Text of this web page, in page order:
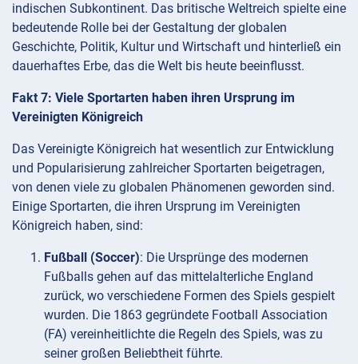
indischen Subkontinent. Das britische Weltreich spielte eine
bedeutende Rolle bei der Gestaltung der globalen
Geschichte, Politik, Kultur und Wirtschaft und hinterließ ein
dauerhaftes Erbe, das die Welt bis heute beeinflusst.
Fakt 7: Viele Sportarten haben ihren Ursprung im
Vereinigten Königreich
Das Vereinigte Königreich hat wesentlich zur Entwicklung
und Popularisierung zahlreicher Sportarten beigetragen,
von denen viele zu globalen Phänomenen geworden sind.
Einige Sportarten, die ihren Ursprung im Vereinigten
Königreich haben, sind:
Fußball (Soccer): Die Ursprünge des modernen
Fußballs gehen auf das mittelalterliche England
zurück, wo verschiedene Formen des Spiels gespielt
wurden. Die 1863 gegründete Football Association
(FA) vereinheitlichte die Regeln des Spiels, was zu
seiner großen Beliebtheit führte.